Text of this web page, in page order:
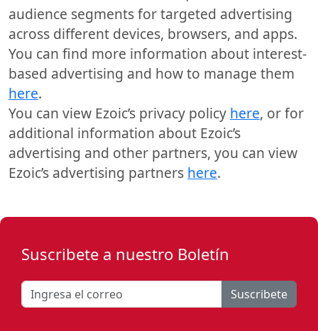
audience segments for targeted advertising
across different devices, browsers, and apps.
You can find more information about interest-
based advertising and how to manage them
here.
You can view Ezoic’s privacy policy here, or for
additional information about Ezoic’s
advertising and other partners, you can view
Ezoic’s advertising partners here.
Suscribete a nuestro Boletín
Suscribete